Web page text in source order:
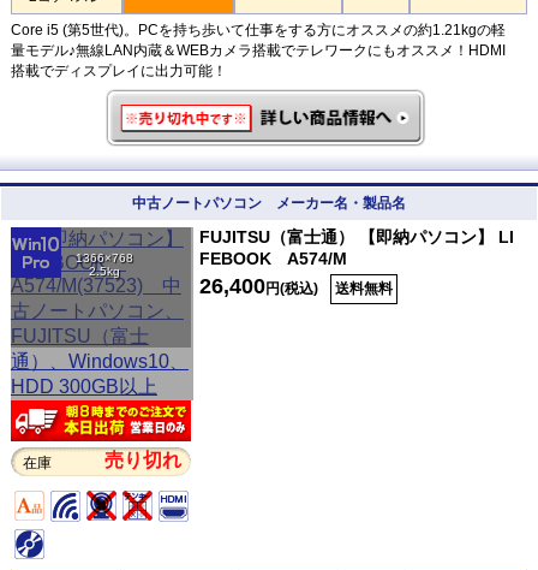
Core i5 (第5世代)。PCを持ち歩いて仕事をする方にオススメの約1.21kgの軽
量モデル♪無線LAN内蔵＆WEBカメラ搭載でテレワークにもオススメ！HDMI
搭載でディスプレイに出力可能！
中古ノートパソコン メーカー名・製品名
1366×768
2.5kg
在庫 売り切れ
FUJITSU（富士通） 【即納パソコン】 LI
FEBOOK A574/M
26,400円(税込) 送料無料